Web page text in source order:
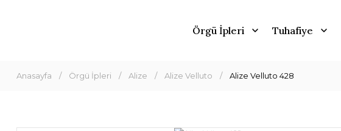
Örgü İpleri Tuhafiye
Anasayfa Örgü İpleri Alize Alize Velluto Alize Velluto 428